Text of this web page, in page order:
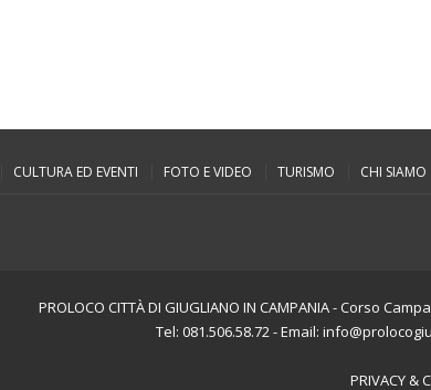
CULTURA ED EVENTI FOTO E VIDEO TURISMO CHI SIAMO
PROLOCO CITTÀ DI GIUGLIANO IN CAMPANIA - Corso
Tel: 081.506.58.72 - Email:
PRIVACY &